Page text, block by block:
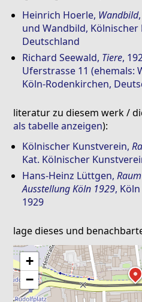
Heinrich Hoerle, Wandbild
und Wandbild, Kölnischer
Deutschland
Richard Seewald, Tiere,
Uferstrasse 11 (ehemals:
Köln-Rodenkirchen,
literatur zu diesem werk /
als tabelle anzeigen):
Kölnischer Kunstverein,
Kat. Kölnischer
Hans-Heinz Lüttgen,
Ausstellung Köln 1929,
1929
lage dieses und
+
−